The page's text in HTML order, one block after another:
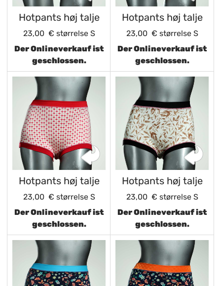
Hotpants høj talje
23,00 € størrelse S
Der Onlineverkauf ist
geschlossen.
Hotpants høj talje
23,00 € størrelse S
Der Onlineverkauf ist
geschlossen.
Hotpants høj talje
23,00 € størrelse S
Der Onlineverkauf ist
geschlossen.
Hotpants høj talje
23,00 € størrelse S
Der Onlineverkauf ist
geschlossen.